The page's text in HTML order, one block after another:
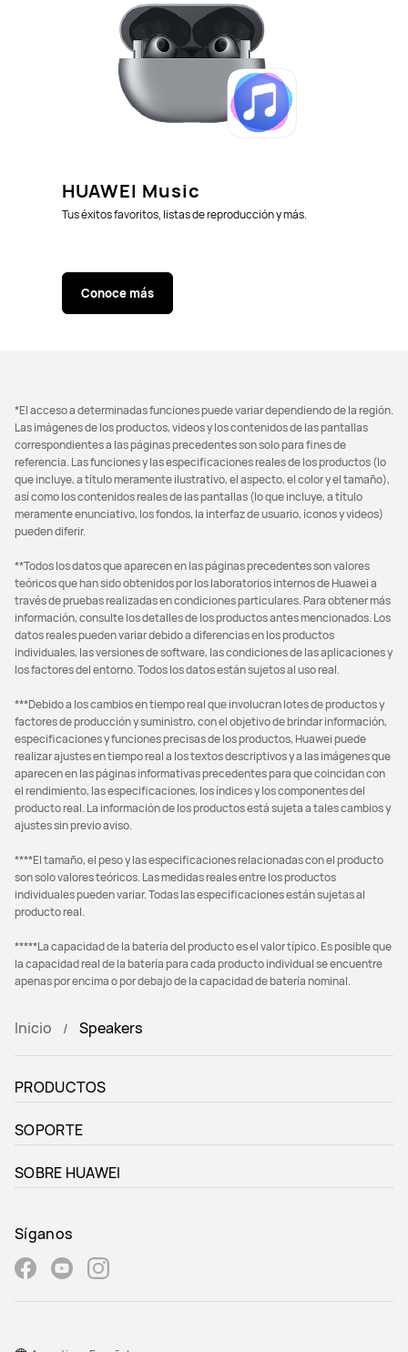
HUAWEI Music
Tus éxitos favoritos, listas de reproducción y más.
Conoce más
*El acceso a determinadas funciones puede variar dependiendo de la región.
Las imágenes de los productos, videos y los contenidos de las pantallas
correspondientes a las páginas precedentes son solo para fines de
referencia. Las funciones y las especificaciones reales de los productos (lo
que incluye, a título meramente ilustrativo, el aspecto, el color y el tamaño),
así como los contenidos reales de las pantallas (lo que incluye, a título
meramente enunciativo, los fondos, la interfaz de usuario, íconos y videos)
pueden diferir.
**Todos los datos que aparecen en las páginas precedentes son valores
teóricos que han sido obtenidos por los laboratorios internos de Huawei a
través de pruebas realizadas en condiciones particulares. Para obtener más
información, consulte los detalles de los productos antes mencionados. Los
datos reales pueden variar debido a diferencias en los productos
individuales, las versiones de software, las condiciones de las aplicaciones y
los factores del entorno. Todos los datos están sujetos al uso real.
***Debido a los cambios en tiempo real que involucran lotes de productos y
factores de producción y suministro, con el objetivo de brindar información,
especificaciones y funciones precisas de los productos, Huawei puede
realizar ajustes en tiempo real a los textos descriptivos y a las imágenes que
aparecen en las páginas informativas precedentes para que coincidan con
el rendimiento, las especificaciones, los índices y los componentes del
producto real. La información de los productos está sujeta a tales cambios y
ajustes sin previo aviso.
****El tamaño, el peso y las especificaciones relacionadas con el producto
son solo valores teóricos. Las medidas reales entre los productos
individuales pueden variar. Todas las especificaciones están sujetas al
producto real.
*****La capacidad de la batería del producto es el valor típico. Es posible que
la capacidad real de la batería para cada producto individual se encuentre
apenas por encima o por debajo de la capacidad de batería nominal.
Inicio Speakers
PRODUCTOS
SOPORTE
SOBRE HUAWEI
Síganos